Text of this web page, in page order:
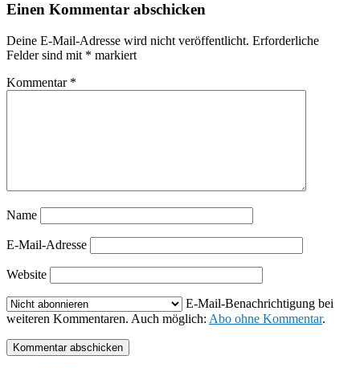
Einen Kommentar abschicken
Deine E-Mail-Adresse wird nicht veröffentlicht. Erforderliche
Felder sind mit * markiert
Kommentar *
Name
E-Mail-Adresse
Website
E-Mail-Benachrichtigung bei
weiteren Kommentaren. Auch möglich: Abo ohne Kommentar.
Kommentar abschicken